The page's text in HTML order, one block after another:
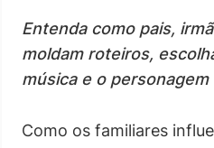
Entenda como pais,
moldam roteiros,
música e o
Como os familiares